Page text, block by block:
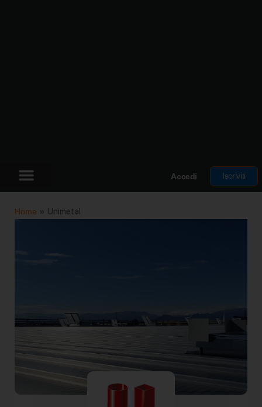
Accedi Iscriviti
Home » Unimetal